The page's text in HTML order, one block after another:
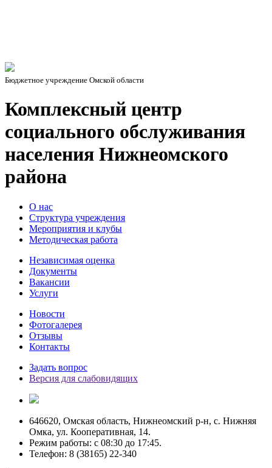
Бюджетное учреждение Омской области
Комплексный центр
социального обслуживания
населения Нижнеомского
района
О нас
Структура учреждения
Мероприятия и клубы
Методическая работа
Независимая оценка
Документы
Вакансии
Услуги
Новости
Фотогалерея
Отзывы
Контакты
Задать вопрос
Версия для слабовидящих
646620, Омская область, Нижнеомский р-н, с. Нижняя
Омка, ул. Кооперативная, 14.
Режим работы: c 08:30 до 17:45.
Телефон: 8 (38165) 22-340